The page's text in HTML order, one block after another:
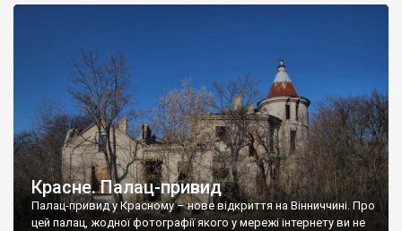
Красне. Палац-привид
Палац-привид у Красному – нове відкриття на Вінниччині. Про
цей палац, жодної фотографії якого у мережі інтернету ви не